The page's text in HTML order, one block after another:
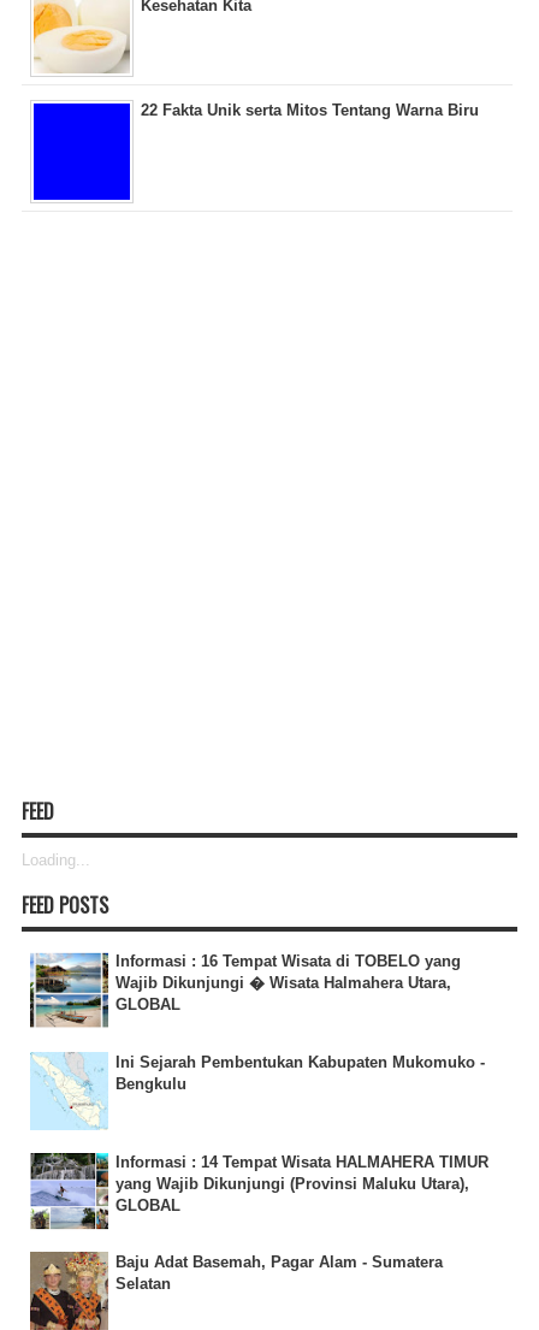
Kesehatan Kita
22 Fakta Unik serta Mitos Tentang Warna Biru
FEED
Loading...
FEED POSTS
Informasi : 16 Tempat Wisata di TOBELO yang
Wajib Dikunjungi � Wisata Halmahera Utara,
GLOBAL
Ini Sejarah Pembentukan Kabupaten Mukomuko -
Bengkulu
Informasi : 14 Tempat Wisata HALMAHERA TIMUR
yang Wajib Dikunjungi (Provinsi Maluku Utara),
GLOBAL
Baju Adat Basemah, Pagar Alam - Sumatera
Selatan